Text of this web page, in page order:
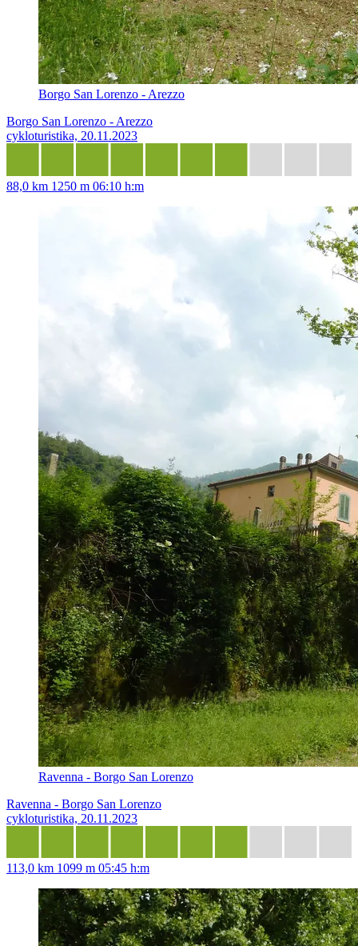
Borgo San Lorenzo - Arezzo
Borgo San Lorenzo - Arezzo
cykloturistika, 20.11.2023
88,0 km 1250 m 06:10 h:m
Ravenna - Borgo San Lorenzo
Ravenna - Borgo San Lorenzo
cykloturistika, 20.11.2023
113,0 km 1099 m 05:45 h:m